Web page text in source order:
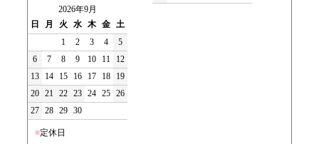
2026年9月
日
月 火 水 木 金 土
1
2 3 4
5
6
7 8 9 10 11
12
13
14 15 16 17 18
19
20 21 22 23 24 25 26
27 28 29 30
■定休日